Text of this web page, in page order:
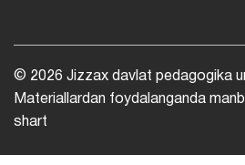
© 2026 Jizzax davlat pedagogika
Materiallardan foydalanganda
shart